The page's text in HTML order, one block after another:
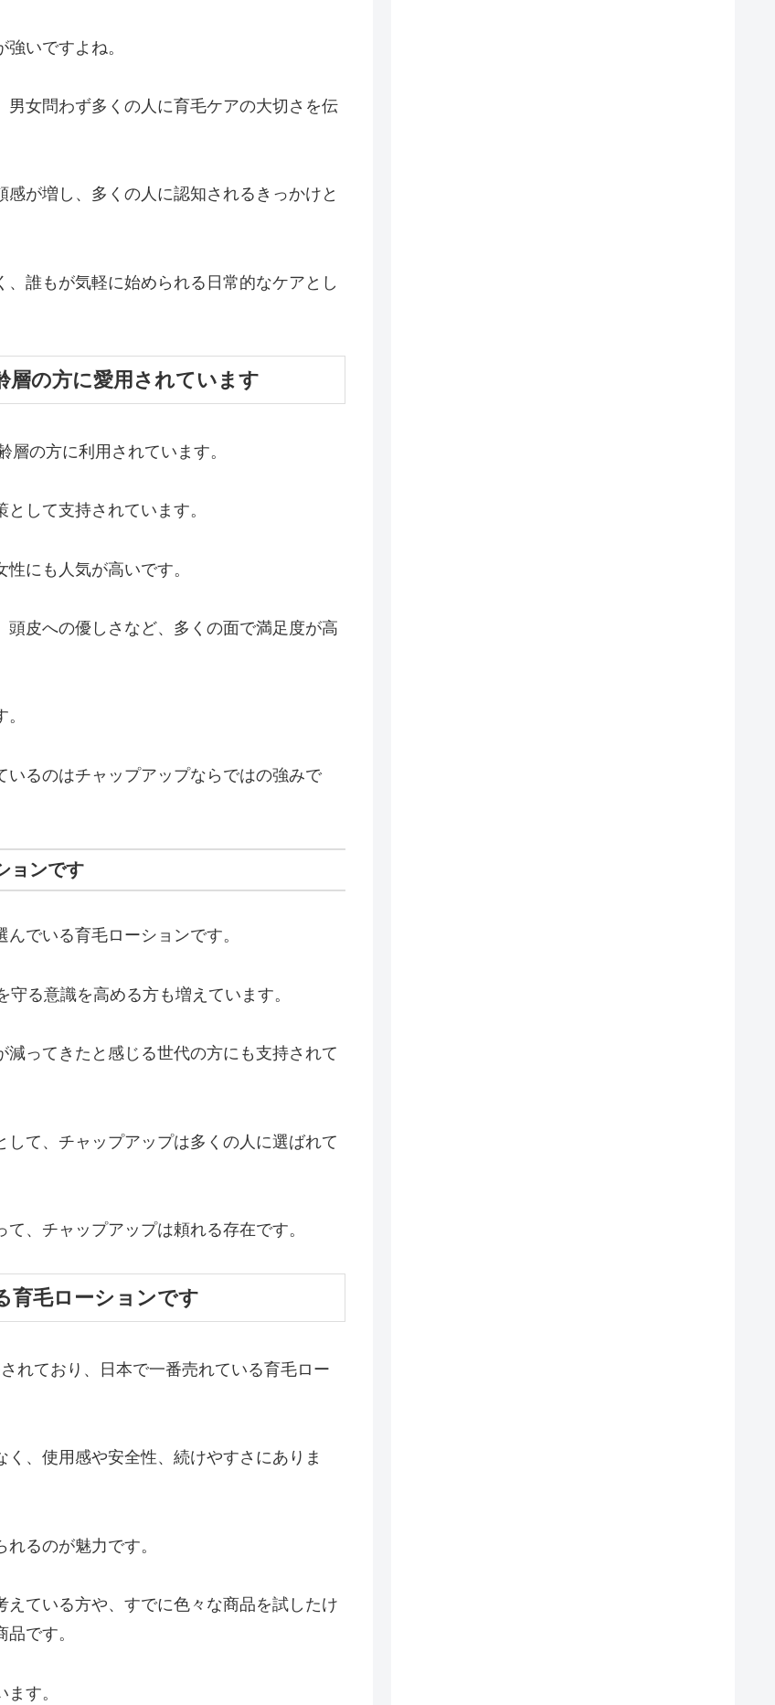
いですよね。
女問わず多くの人に育毛ケアの大切さを伝
が増し、多くの人に認知されるきっかけと
誰もが気軽に始められる日常的なケアとし
層の方に愛用されています
の方に利用されています。
して支持されています。
にも人気が高いです。
皮への優しさなど、多くの面で満足度が高
るのはチャップアップならではの強みで
ョンです
でいる育毛ローションです。
る意識を高める方も増えています。
ってきたと感じる世代の方にも支持されて
て、チャップアップは多くの人に選ばれて
、チャップアップは頼れる存在です。
育毛ローションです
れており、日本で一番売れている育毛ロー
、使用感や安全性、続けやすさにありま
るのが魅力です。
ている方や、すでに色々な商品を試したけ
です。
す。